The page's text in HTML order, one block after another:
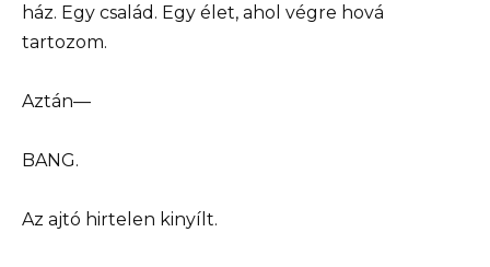
ház. Egy család. Egy élet, ahol végre hová
tartozom.
Aztán—
BANG.
Az ajtó hirtelen kinyílt.